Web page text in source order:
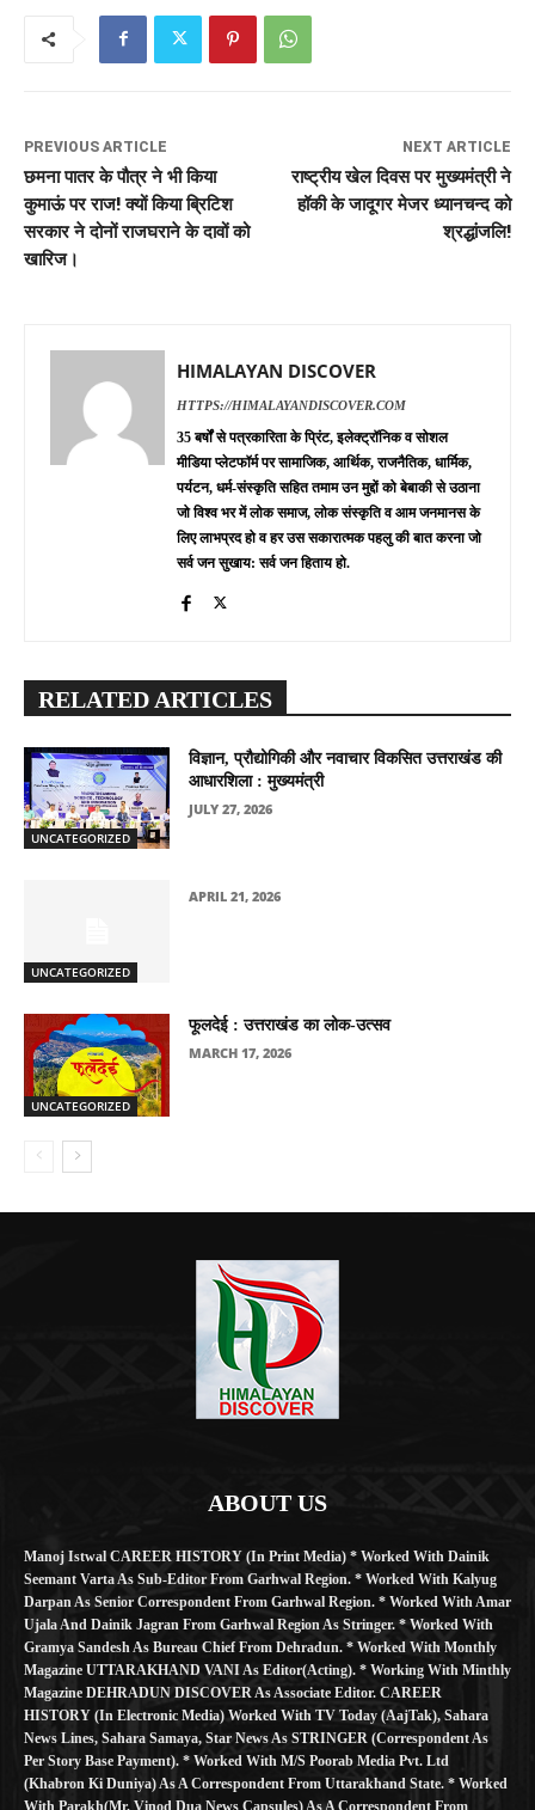
PREVIOUS ARTICLE
छमना पातर के पौत्र ने भी किया
कुमाऊं पर राज! क्यों किया ब्रिटिश
सरकार ने दोनों राजघराने के दावों को
खारिज।
NEXT ARTICLE
राष्ट्रीय खेल दिवस पर मुख्यमंत्री ने
हॉकी के जादूगर मेजर ध्यानचन्द को
श्रद्धांजलि!
HIMALAYAN DISCOVER
HTTPS://HIMALAYANDISCOVER.COM
35 बर्षों से पत्रकारिता के प्रिंट, इलेक्ट्रॉनिक व सोशल
मीडिया प्लेटफॉर्म पर सामाजिक, आर्थिक, राजनैतिक, धार्मिक,
पर्यटन, धर्म-संस्कृति सहित तमाम उन मुद्दों को बेबाकी से उठाना
जो विश्व भर में लोक समाज, लोक संस्कृति व आम जनमानस के
लिए लाभप्रद हो व हर उस सकारात्मक पहलु की बात करना जो
सर्व जन सुखाय: सर्व जन हिताय हो.
RELATED ARTICLES
UNCATEGORIZED
विज्ञान, प्रौद्योगिकी और नवाचार विकसित उत्तराखंड की
आधारशिला : मुख्यमंत्री
JULY 27, 2026
UNCATEGORIZED
APRIL 21, 2026
UNCATEGORIZED
फूलदेई : उत्तराखंड का लोक-उत्सव
MARCH 17, 2026
ABOUT US
Manoj Istwal CAREER HISTORY (in Print Media) * Worked With Dainik
Seemant Varta As Sub-Editor From Garhwal Region. * Worked With Kalyug
Darpan As Senior Correspondent From Garhwal Region. * Worked With Amar
Ujala And Dainik Jagran From Garhwal Region As Stringer. * Worked With
Gramya Sandesh As Bureau Chief From Dehradun. * Worked With Monthly
Magazine UTTARAKHAND VANI As Editor(Acting). * Working With Minthly
Magazine DEHRADUN DISCOVER As Associate Editor. CAREER
HISTORY (in Electronic Media) Worked With TV Today (AajTak), Sahara
News Lines, Sahara Samaya, Star News As STRINGER (Correspondent As
Per Story Base Payment). * Worked With M/S Poorab Media Pvt. Ltd
(Khabron Ki Duniya) As A Correspondent From Uttarakhand State. * Worked
With Parakh(Mr. Vinod Dua News Capsules) As A Correspondent From